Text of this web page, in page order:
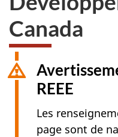
Canada
REEE
Les
page sont de